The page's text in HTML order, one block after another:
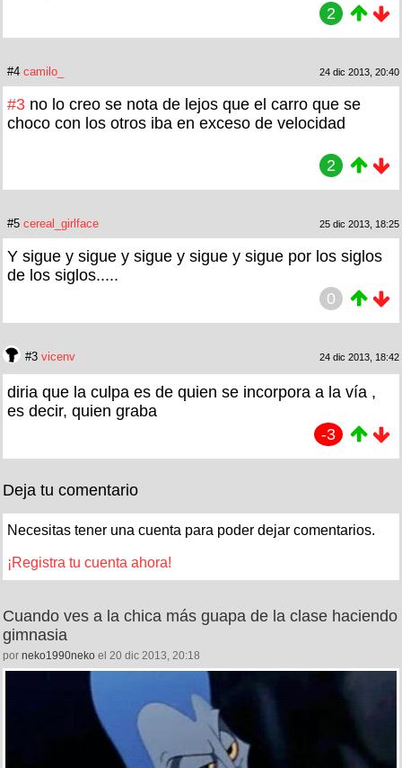
2
#4 camilo_ 24 dic 2013, 20:40
#3 no lo creo se nota de lejos que el carro que se
choco con los otros iba en exceso de velocidad
2
#5 cereal_girlface 25 dic 2013, 18:25
Y sigue y sigue y sigue y sigue y sigue por los siglos
de los siglos.....
0
#3 vicenv 24 dic 2013, 18:42
diria que la culpa es de quien se incorpora a la vía ,
es decir, quien graba
-3
Deja tu comentario
Necesitas tener una cuenta para poder dejar comentarios.
¡Registra tu cuenta ahora!
Cuando ves a la chica más guapa de la clase haciendo
gimnasia
por neko1990neko el 20 dic 2013, 20:18